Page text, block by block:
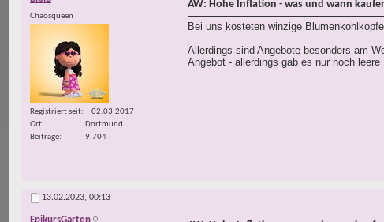
Chaosqueen
Registriert seit
02.03.2017
Ort
Dortmund
Beiträge
9.704
AW: Hohe Inflation - was und wann
Bei uns kosteten winzige
Allerdings sind Angebote besonders am
Angebot - allerdings gab es nur noch
13.02.2023, 00:13